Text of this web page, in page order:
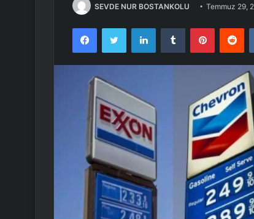
SEVDE NUR BOSTANKOLU Temmuz 29,
FacebookTwitter LinkedInTumblr Pinterest